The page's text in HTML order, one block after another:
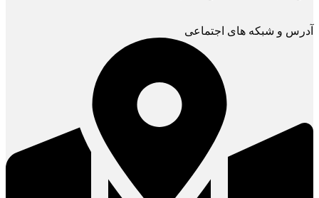
آدرس و شبکه های اجتماعی